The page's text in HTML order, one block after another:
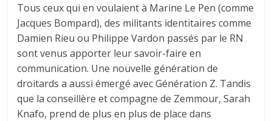
Tous ceux qui en voulaient à Marine Le Pen (comme
Jacques Bompard), des militants identitaires comme
Damien Rieu ou Philippe Vardon passés par le RN
sont venus apporter leur savoir-faire en
communication. Une nouvelle génération de
droitards a aussi émergé avec Génération Z. Tandis
que la conseillère et compagne de Zemmour, Sarah
Knafo, prend de plus en plus de place dans